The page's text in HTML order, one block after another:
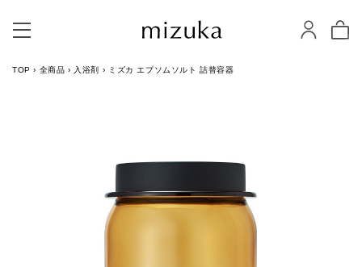
TOP › 全商品 › 入浴剤 › ミズカ エプソムソルト 詰替容器